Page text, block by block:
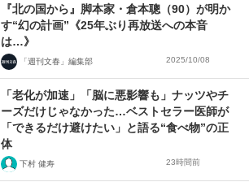
『北の国から』脚本家・倉本聰（90）が明か
す“幻の計画”《25年ぶり再放送への本音
は…》
「週刊文春」編集部 2025/10/08
「老化が加速」「脳に悪影響も」ナッツやチ
ーズだけじゃなかった…ベストセラー医師が
「できるだけ避けたい」と語る“食べ物”の正
体
下村 健寿 23時間前